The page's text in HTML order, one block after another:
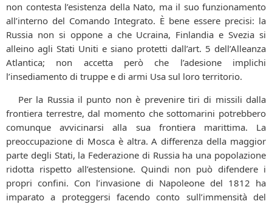
non contesta l’esistenza della Nato, ma il suo funzionamento
all’interno del Comando Integrato. È bene essere precisi: la
Russia non si oppone a che Ucraina, Finlandia e Svezia si
alleino agli Stati Uniti e siano protetti dall’art. 5 dell’Alleanza
Atlantica; non accetta però che l’adesione implichi
l’insediamento di truppe e di armi Usa sul loro territorio.
Per la Russia il punto non è prevenire tiri di missili dalla
frontiera terrestre, dal momento che sottomarini potrebbero
comunque avvicinarsi alla sua frontiera marittima. La
preoccupazione di Mosca è altra. A differenza della maggior
parte degli Stati, la Federazione di Russia ha una popolazione
ridotta rispetto all’estensione. Quindi non può difendere i
propri confini. Con l’invasione di Napoleone del 1812 ha
imparato a proteggersi facendo conto sull’immensità del